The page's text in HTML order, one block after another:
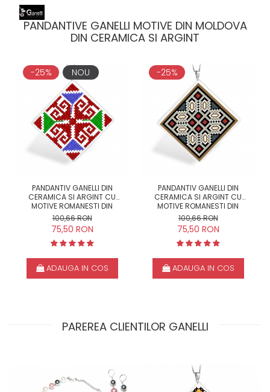
PANDANTIVE GANELLI MOTIVE DIN MOLDOVA
DIN CERAMICA SI ARGINT
-25% NOU
PANDANTIV GANELLI DIN
CERAMICA SI ARGINT CU
MOTIVE ROMANESTI DIN
MOLDOVA - CÂMPULUNG
MOLDOVENESC
100,66 RON
75,50 RON
ADAUGA IN COS
-25%
PANDANTIV GANELLI DIN
CERAMICA SI ARGINT CU
MOTIVE ROMANESTI DIN
MOLDOVA-VRANCEA-VIDRA
100,66 RON
75,50 RON
ADAUGA IN COS
PAREREA CLIENTILOR GANELLI